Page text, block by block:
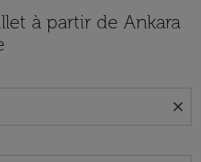
à partir de Ankara
close